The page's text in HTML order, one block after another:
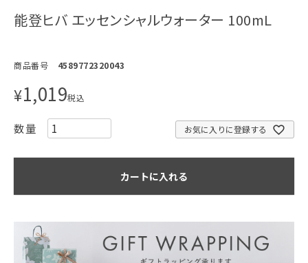
能登ヒバ エッセンシャルウォーター 100mL
商品番号 4589772320043
¥1,019税込
お気に入りに登録する
カートに入れる